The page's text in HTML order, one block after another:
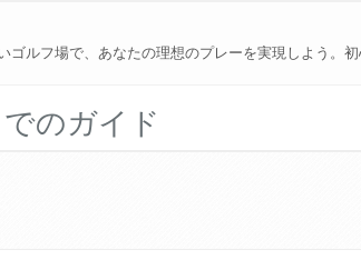
ゴルフ場で、あなたの理想のプレーを実現しよう。
のガイド